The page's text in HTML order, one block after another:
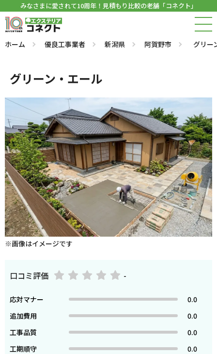
みなさまに愛されて10周年！見積もり比較の老舗「コネクト」
ホーム 優良工事業者 新潟県 阿賀野市 グリー
グリーン・エール
※画像はイメージです
口コミ評価 -
応対マナー
0.0
追加費用
0.0
工事品質
0.0
工期順守
0.0